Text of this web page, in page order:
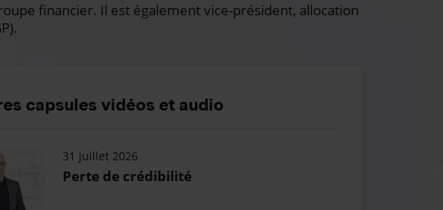
financier. Il est également vice-président, allocation
capsules vidéos et audio
31 juillet 2026
Perte de crédibilité